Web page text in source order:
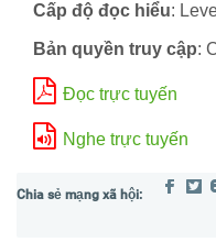
Cấp độ đọc hiểu:
Bản quyền truy cập:
Đọc trực tuyến
Nghe trực tuyến